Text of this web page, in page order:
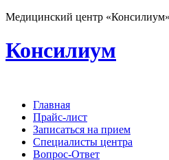
Медицинский центр
Консилиум
Главная
Прайс-лист
Записаться на прием
Специалисты центра
Вопрос-Ответ